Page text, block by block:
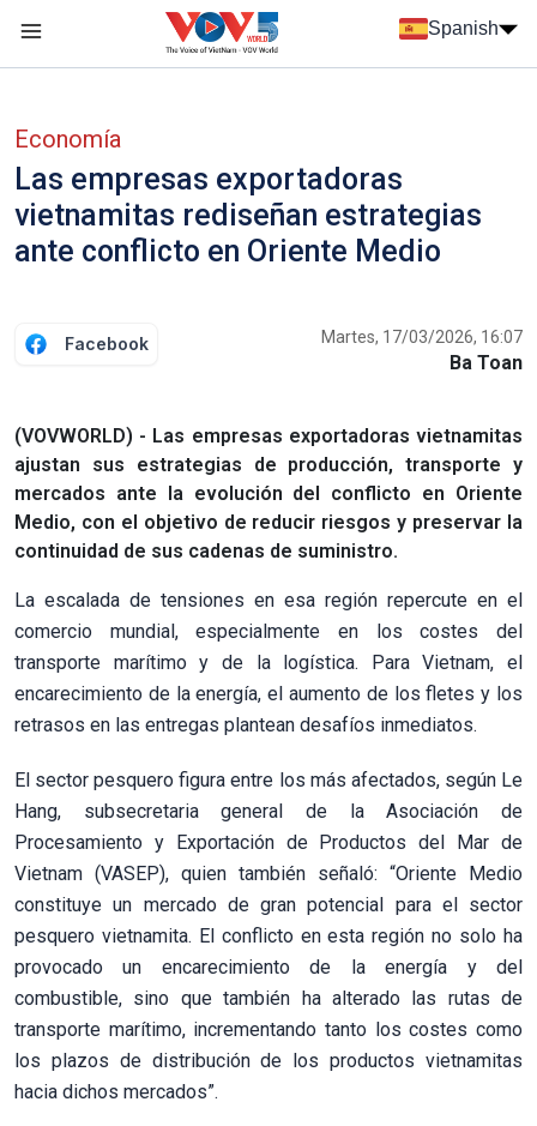
Spanish
Economía
Las empresas exportadoras
vietnamitas rediseñan estrategias
ante conflicto en Oriente Medio
Facebook Martes, 17/03/2026, 16:07
Ba Toan
(VOVWORLD) - Las empresas exportadoras vietnamitas
ajustan sus estrategias de producción, transporte y
mercados ante la evolución del conflicto en Oriente
Medio, con el objetivo de reducir riesgos y preservar la
continuidad de sus cadenas de suministro.
La escalada de tensiones en esa región repercute en el
comercio mundial, especialmente en los costes del
transporte marítimo y de la logística. Para Vietnam, el
encarecimiento de la energía, el aumento de los fletes y los
retrasos en las entregas plantean desafíos inmediatos.
El sector pesquero figura entre los más afectados, según Le
Hang, subsecretaria general de la Asociación de
Procesamiento y Exportación de Productos del Mar de
Vietnam (VASEP), quien también señaló: “Oriente Medio
constituye un mercado de gran potencial para el sector
pesquero vietnamita. El conflicto en esta región no solo ha
provocado un encarecimiento de la energía y del
combustible, sino que también ha alterado las rutas de
transporte marítimo, incrementando tanto los costes como
los plazos de distribución de los productos vietnamitas
hacia dichos mercados”.